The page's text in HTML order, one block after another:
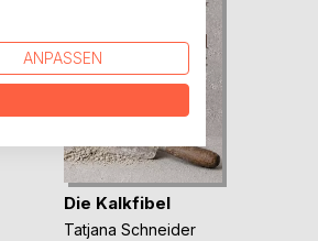
Die Kalkfibel
Tatjana Schneider
ANPASSEN